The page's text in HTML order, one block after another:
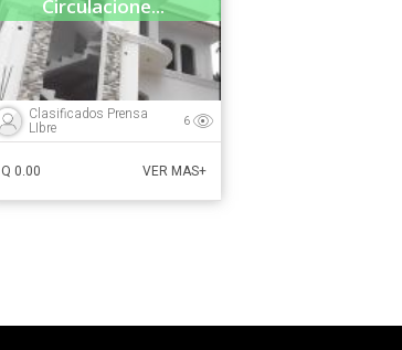
Circulacione...
Clasificados Prensa
LIbre 6
Q 0.00 VER MAS+